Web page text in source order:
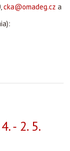
cka@omadeg.cz a
- 2. 5.